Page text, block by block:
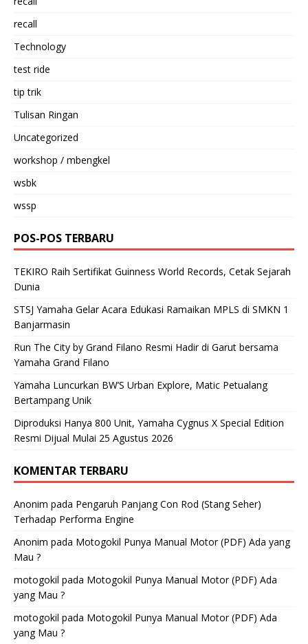
recall
Technology
test ride
tip trik
Tulisan Ringan
Uncategorized
workshop / mbengkel
wsbk
wssp
POS-POS TERBARU
TEKIRO Raih Sertifikat Guinness World Records, Cetak Sejarah
Dunia
STSJ Yamaha Gelar Acara Edukasi Ramaikan MPLS di SMKN 1
Banjarmasin
Run The City by Grand Filano Resmi Hadir di Garut bersama
Yamaha Grand Filano
Yamaha Luncurkan BW’S Urban Explore, Matic Petualang
Bertampang Unik
Diproduksi Hanya 800 Unit, Yamaha Cygnus X Special Edition
Resmi Dijual Mulai 25 Agustus 2026
KOMENTAR TERBARU
Anonim pada Pengaruh Panjang Con Rod (Stang Seher)
Terhadap Performa Engine
Anonim pada Motogokil Punya Manual Motor (PDF) Ada yang
Mau ?
motogokil pada Motogokil Punya Manual Motor (PDF) Ada
yang Mau ?
motogokil pada Motogokil Punya Manual Motor (PDF) Ada
yang Mau ?